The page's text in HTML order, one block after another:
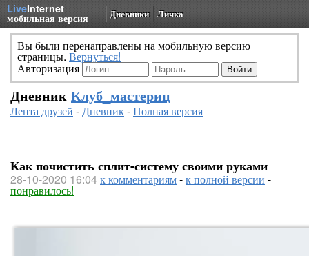
LiveInternet
мобильная версия Дневники Личка
Вы были перенаправлены на мобильную версию
страницы. Вернуться!
Авторизация
Дневник Клуб_мастериц
Лента друзей -Дневник-Полная версия
Как почистить сплит-систему своими руками
28-10-2020 16:04к комментариям-к полной версии -
понравилось!